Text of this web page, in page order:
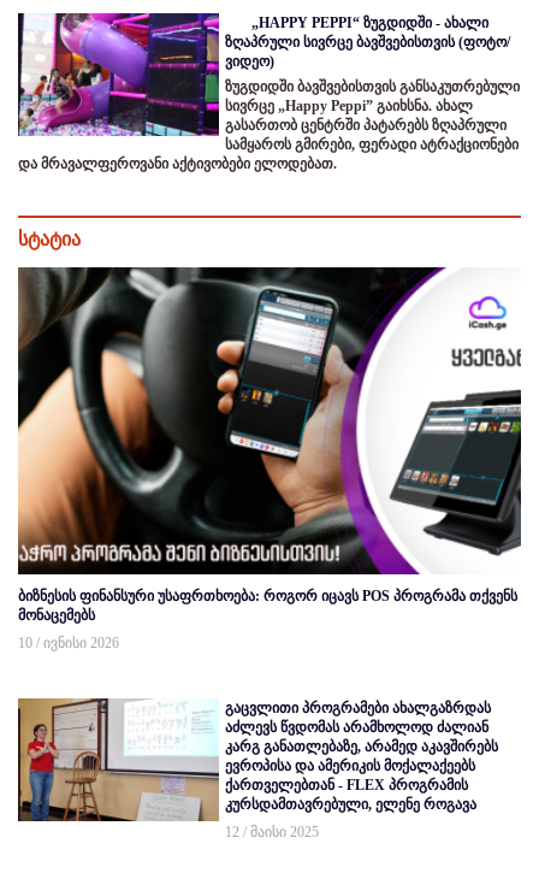
„HAPPY PEPPI“ ზუგდიდში - ახალი
ზღაპრული სივრცე ბავშვებისთვის (ფოტო/
ვიდეო)
ზუგდიდში ბავშვებისთვის განსაკუთრებული
სივრცე „Happy Peppi” გაიხსნა. ახალ
გასართობ ცენტრში პატარებს ზღაპრული
სამყაროს გმირები, ფერადი ატრაქციონები
და მრავალფეროვანი აქტივობები ელოდებათ.
სტატია
ბიზნესის ფინანსური უსაფრთხოება: როგორ იცავს POS პროგრამა თქვენს
მონაცემებს
10 / ივნისი 2026
გაცვლითი პროგრამები ახალგაზრდას
აძლევს წვდომას არამხოლოდ ძალიან
კარგ განათლებაზე, არამედ აკავშირებს
ევროპისა და ამერიკის მოქალაქეებს
ქართველებთან - FLEX პროგრამის
კურსდამთავრებული, ელენე როგავა
12 / მაისი 2025